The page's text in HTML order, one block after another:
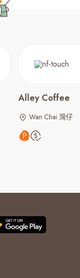
Alley Coffee
Wan Chai 灣仔